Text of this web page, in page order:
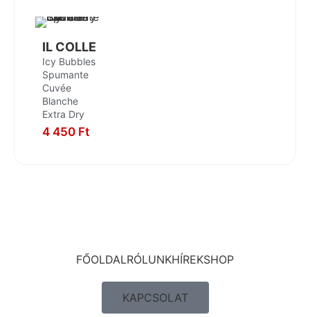
IL COLLE
Icy Bubbles
Spumante
Cuvée
Blanche
Extra Dry
4 450 Ft
FŐOLDALRÓLUNKHÍREKSHOP
KAPCSOLAT